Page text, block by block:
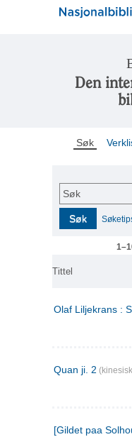
Den
Søk
Søk
Søk
Tittel
Olaf Liljekrans :
Quan ji. 2
[Gildet paa